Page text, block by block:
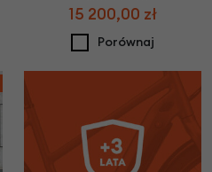
15 200,00 zł
Porównaj